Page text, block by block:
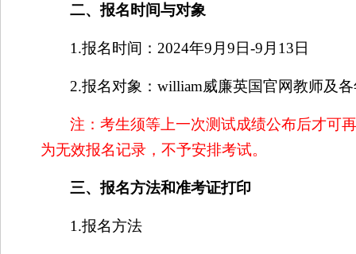
二、报名时间与对象
1.报名时间： 2024年9 月9 日-9 月 13 日
2.报名对象：william威廉英国官网教师及
注：考生须等上一次测试成绩公布后才可
为无效报名记录，不予安排考试。
三、报名方法和准考证打印
1.报名方法